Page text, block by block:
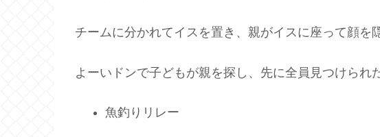
チームに分かれてイスを置き、親がイスに座って顔を
よーいドンで子どもが親を探し、先に全員見つけられ
魚釣りリレー